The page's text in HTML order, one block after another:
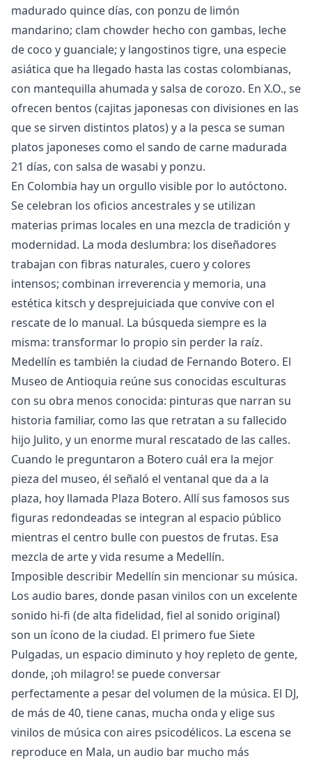
madurado quince días, con ponzu de limón
mandarino; clam chowder hecho con gambas, leche
de coco y guanciale; y langostinos tigre, una especie
asiática que ha llegado hasta las costas colombianas,
con mantequilla ahumada y salsa de corozo. En X.O., se
ofrecen bentos (cajitas japonesas con divisiones en las
que se sirven distintos platos) y a la pesca se suman
platos japoneses como el sando de carne madurada
21 días, con salsa de wasabi y ponzu.
En Colombia hay un orgullo visible por lo autóctono.
Se celebran los oficios ancestrales y se utilizan
materias primas locales en una mezcla de tradición y
modernidad. La moda deslumbra: los diseñadores
trabajan con fibras naturales, cuero y colores
intensos; combinan irreverencia y memoria, una
estética kitsch y desprejuiciada que convive con el
rescate de lo manual. La búsqueda siempre es la
misma: transformar lo propio sin perder la raíz.
Medellín es también la ciudad de Fernando Botero. El
Museo de Antioquia reúne sus conocidas esculturas
con su obra menos conocida: pinturas que narran su
historia familiar, como las que retratan a su fallecido
hijo Julito, y un enorme mural rescatado de las calles.
Cuando le preguntaron a Botero cuál era la mejor
pieza del museo, él señaló el ventanal que da a la
plaza, hoy llamada Plaza Botero. Allí sus famosos sus
figuras redondeadas se integran al espacio público
mientras el centro bulle con puestos de frutas. Esa
mezcla de arte y vida resume a Medellín.
Imposible describir Medellín sin mencionar su música.
Los audio bares, donde pasan vinilos con un excelente
sonido hi-fi (de alta fidelidad, fiel al sonido original)
son un ícono de la ciudad. El primero fue Siete
Pulgadas, un espacio diminuto y hoy repleto de gente,
donde, ¡oh milagro! se puede conversar
perfectamente a pesar del volumen de la música. El DJ,
de más de 40, tiene canas, mucha onda y elige sus
vinilos de música con aires psicodélicos. La escena se
reproduce en Mala, un audio bar mucho más